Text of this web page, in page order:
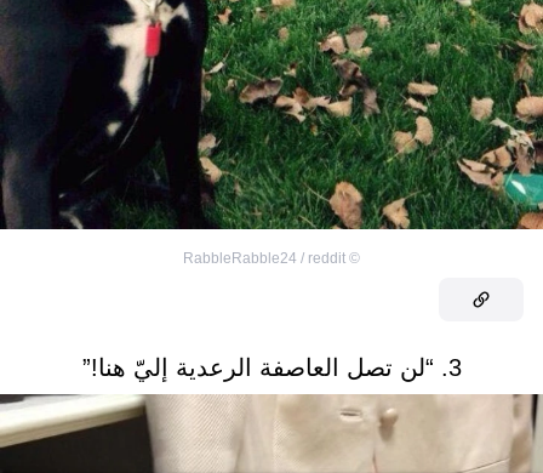
©
RabbleRabble24 / reddit
3. “لن تصل العاصفة الرعدية إليّ هنا!”